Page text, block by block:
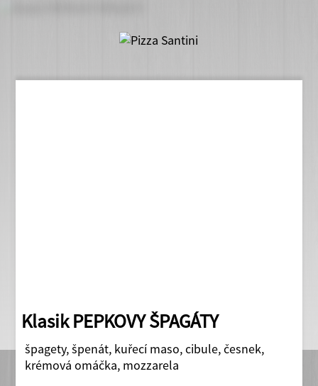
Klasik PEPKOVY ŠPAGÁTY
špagety, špenát, kuřecí maso, cibule, česnek,
krémová omáčka, mozzarela